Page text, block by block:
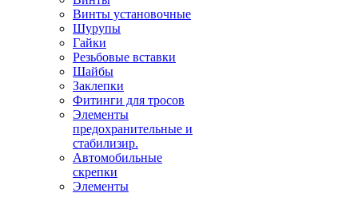
Винты установочные
Шурупы
Гайки
Резьбовые вставки
Шайбы
Заклепки
Фитинги для тросов
Элементы
предохранительные и
стабилизир.
Автомобильные
скрепки
Элементы